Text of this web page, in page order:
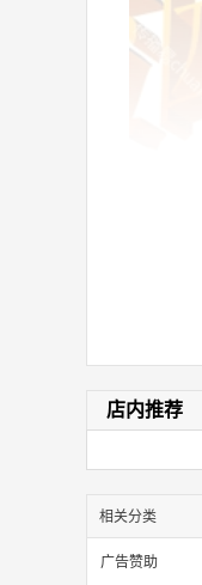
店内推荐
相关分类
广告赞助